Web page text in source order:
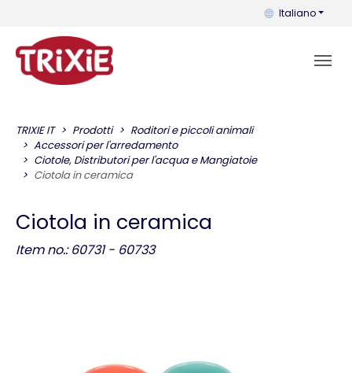
Puoi cambiare
Italiano
TRIXIE IT Prodotti
Roditori e piccoli animali
Accessori per l'arredamento
Ciotole, Distributori per l'acqua e Mangiatoie
Ciotola in ceramica
Ciotola in ceramica
Item no.: 60731 - 60733